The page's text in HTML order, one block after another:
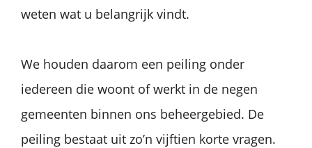
weten wat u belangrijk vindt.
We houden daarom een peiling onder
iedereen die woont of werkt in de negen
gemeenten binnen ons beheergebied. De
peiling bestaat uit zo’n vijftien korte vragen.